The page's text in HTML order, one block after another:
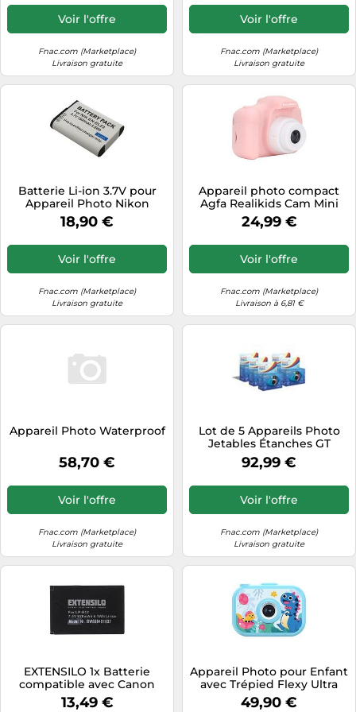
Voir l'offre
Fnac.com (Marketplace)
Livraison gratuite
Voir l'offre
Fnac.com (Marketplace)
Livraison gratuite
Batterie Li-ion 3.7V pour
Appareil Photo Nikon
CoolPix B700 1500mAh
Avizar Blanc Blanc
18,90 €
Voir l'offre
Fnac.com (Marketplace)
Livraison gratuite
Appareil photo compact
Agfa Realikids Cam Mini
Rose Rose G
24,99 €
Voir l'offre
Fnac.com (Marketplace)
Livraison à 6,81 €
Appareil Photo Waterproof
58,70 €
Voir l'offre
Fnac.com (Marketplace)
Livraison gratuite
Lot de 5 Appareils Photo
Jetables Étanches GT
Photo GT27WP Realishot
Splash - - 27 Poses, Ideal
Exterieur G
92,99 €
Voir l'offre
Fnac.com (Marketplace)
Livraison gratuite
EXTENSILO 1x Batterie
compatible avec Canon
PowerShot SX70 HS
13,49 €
Appareil Photo pour Enfant
avec Trépied Flexy Ultra
Résistant Avizar Bleu Bleu
49,90 €